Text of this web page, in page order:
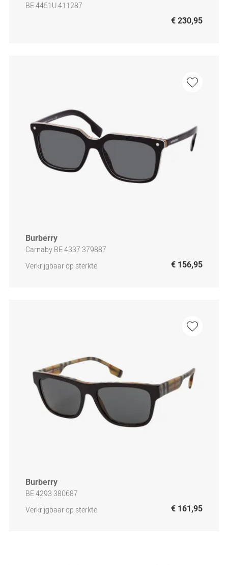
BE 4451U 411287
€ 230,95
Burberry
Carnaby BE 4337 379887
Verkrijgbaar op sterkte
€ 156,95
Burberry
BE 4293 380687
Verkrijgbaar op sterkte
€ 161,95